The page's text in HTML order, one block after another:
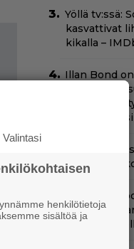
Yöllä tv:ssä:
kasvattivat
kikalla –
Illan Bond
kässärin
Nyt
parhaista
Clint
kaapin
Valintasi
henkilötietoja
sisältöä ja